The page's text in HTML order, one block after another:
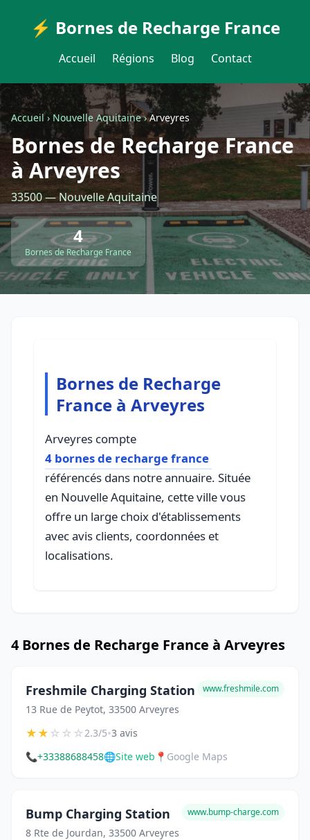
⚡ Bornes de Recharge France
Accueil Régions Blog Contact
Accueil›Nouvelle Aquitaine›Arveyres
Bornes de Recharge France
à Arveyres
33500 — Nouvelle Aquitaine
4
Bornes de Recharge France
Bornes de Recharge
France à Arveyres
Arveyres compte
4 bornes de recharge france
référencés dans notre annuaire. Située
en Nouvelle Aquitaine, cette ville vous
offre un large choix d'établissements
avec avis clients, coordonnées et
localisations.
4 Bornes de Recharge France à Arveyres
Freshmile Charging Station
13 Rue de Peytot, 33500 Arveyres
www.freshmile.com
★★☆☆☆2.3/5•3 avis
📞+33388688458🌐Site web 📍 Google Maps
Bump Charging Station
8 Rte de Jourdan, 33500 Arveyres
www.bump-charge.com